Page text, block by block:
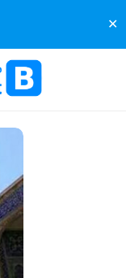
✕
مستر بلیط